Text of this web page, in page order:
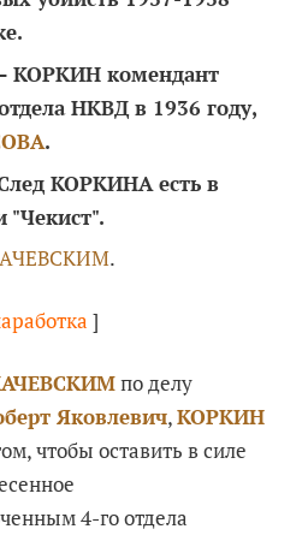
КОРКИН комендант
НКВД в 1936 году,
.
КОРКИНА есть в
"Чекист".
.
]
по делу
Яковлевич,КОРКИН
чтобы оставить в силе
4-го отдела